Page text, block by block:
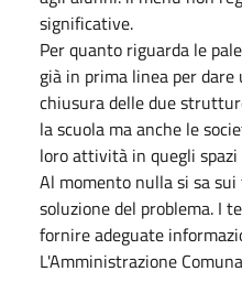
significative.
Per quanto riguarda le
già in prima linea per dare
chiusura delle due
la scuola ma anche le
loro attività in quegli
Al momento nulla si sa
soluzione del problema. I
fornire adeguate
L'Amministrazione